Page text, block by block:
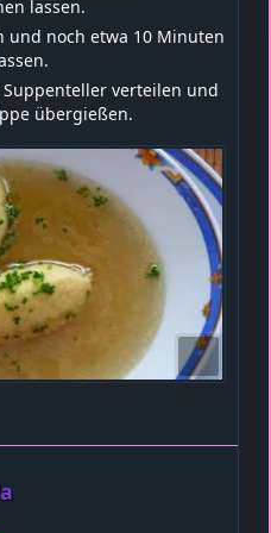
lassen.
und noch etwa 10 Minuten
verteilen und
übergießen.